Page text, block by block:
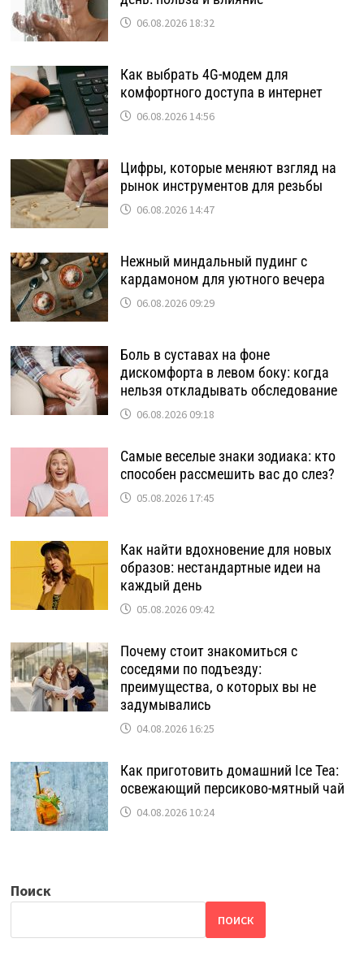
06.08.2026 18:32
Как выбрать 4G-модем для
комфортного доступа в интернет
06.08.2026 14:56
Цифры, которые меняют взгляд на
рынок инструментов для резьбы
06.08.2026 14:47
Нежный миндальный пудинг с
кардамоном для уютного вечера
06.08.2026 09:29
Боль в суставах на фоне
дискомфорта в левом боку: когда
нельзя откладывать обследование
06.08.2026 09:18
Самые веселые знаки зодиака: кто
способен рассмешить вас до слез?
05.08.2026 17:45
Как найти вдохновение для новых
образов: нестандартные идеи на
каждый день
05.08.2026 09:42
Почему стоит знакомиться с
соседями по подъезду:
преимущества, о которых вы не
задумывались
04.08.2026 16:25
Как приготовить домашний Ice Tea:
освежающий персиково-мятный чай
04.08.2026 10:24
Поиск
ПОИСК